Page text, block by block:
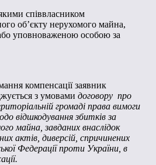
співвласником
об’єкту нерухомого майна,
уповноваженою особою за
компенсації заявник
з умовами договору про
громаді права вимоги
відшкодування збитків за
майна, завданих внаслідок
актів, диверсій, спричинених
Федерації проти України, в